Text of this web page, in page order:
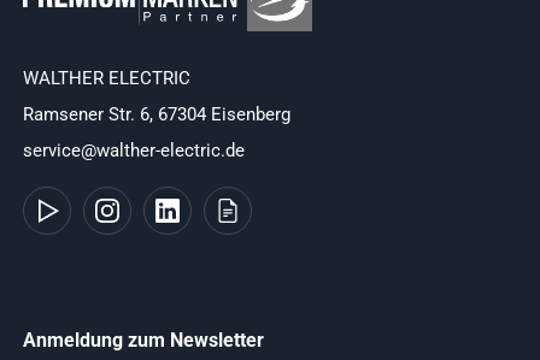
WALTHER ELECTRIC
Ramsener Str. 6, 67304 Eisenberg
service@walther-electric.de
Anmeldung zum Newsletter